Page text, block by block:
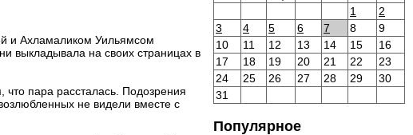
и Ахламаликом Уильямсом
выкладывала на своих страницах в
что пара рассталась. Подозрения
не видели вместе с
1
2
3
4 5 6 7 8
9
10
11 12 13 14 15
16
17
18 19 20 21 22
23
24
25 26 27 28 29
30
31
Популярное